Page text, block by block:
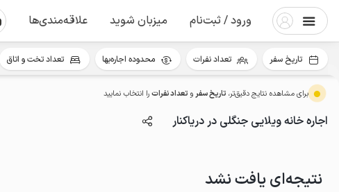
ورود / ثبت‌نام میزبان شوید علاقه‌مندی‌ها
برای مشاهده نتایج دقیق‌تر، تاریخ سفرو تعداد نفراترا انتخاب نمایید
اجاره خانه ویلایی جنگلی در دریاکنار
نتیجه‌ای یافت نشد
تاریخ سفر تعداد نفرات محدوده اجاره‌بها تعداد تخت و اتاق